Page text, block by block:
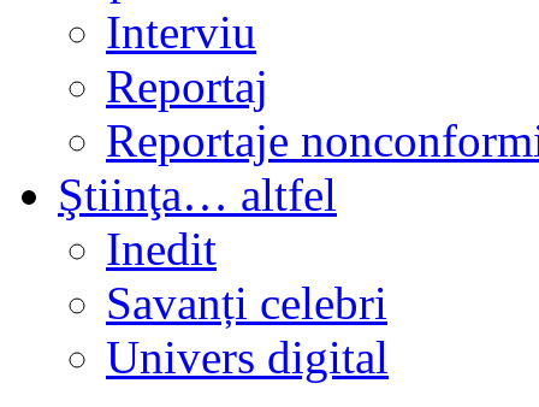
Interviu
Reportaj
Reportaje
Ştiinţa… altfel
Inedit
Savanți celebri
Univers digital